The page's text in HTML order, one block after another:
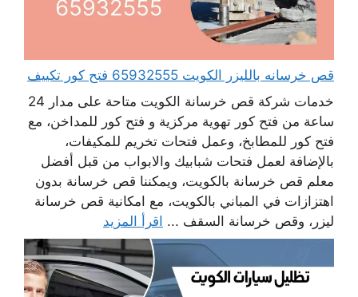
قص خرسانه بالليزر الكويت 65932555 فتح كور تكييف
خدمات شركة قص خرسانة الكويت متاحة على مدار 24
ساعة من فتح كور تهوية مركزية و فتح كور للمداخن، مع
فتح كور للمطابخ، وعمل فتحات تخريم للمكيفات،
بالإضافة لعمل فتحات شبابيك والابواب من قبل أفضل
معلم قص خرسانة بالكويت، ويمكننا قص خرسانة بدون
اهتزازات في المباني بالكويت، مع امكانية قص خرسانة
ليزر، وقص خرسانة السقف ... اقرأ المزيد